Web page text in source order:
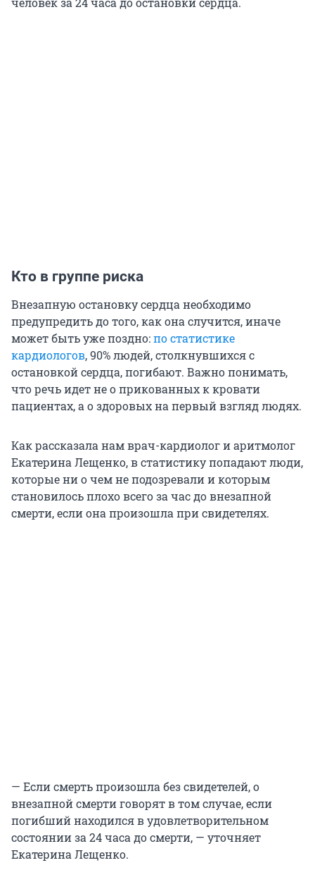
Кто в группе риска
Внезапную остановку сердца необходимо
предупредить до того, как она случится, иначе
может быть уже поздно:по статистике
кардиологов, 90% людей, столкнувшихся с
остановкой сердца, погибают. Важно понимать,
что речь идет не о прикованных к кровати
пациентах, а о здоровых на первый взгляд людях.
Как рассказала нам врач-кардиолог и аритмолог
Екатерина Лещенко, в статистику попадают люди,
которые ни о чем не подозревали и которым
становилось плохо всего за час до внезапной
смерти, если она произошла при свидетелях.
— Если смерть произошла без свидетелей, о
внезапной смерти говорят в том случае, если
погибший находился в удовлетворительном
состоянии за 24 часа до смерти, — уточняет
Екатерина Лещенко.